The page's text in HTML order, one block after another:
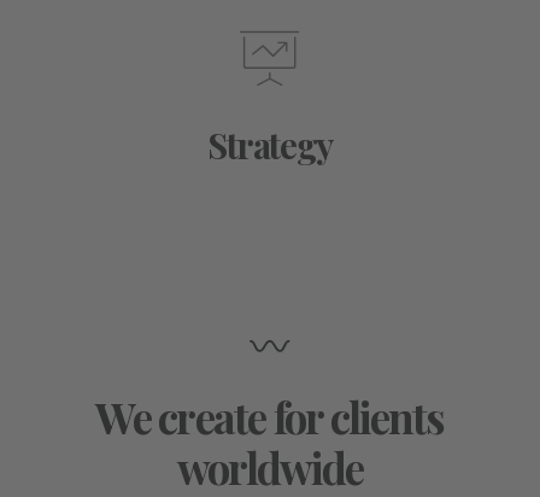
Strategy
We create for clients
worldwide